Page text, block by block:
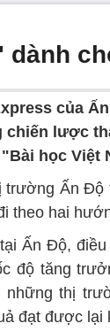
dành
của
chiến lược
học Việt
Ấn
theo hai
Ấn Độ,
độ tăng
những thị
đạt được lại